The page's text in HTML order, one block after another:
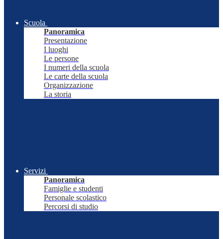
Scuola
Panoramica
Presentazione
I luoghi
Le persone
I numeri della scuola
Le carte della scuola
Organizzazione
La storia
Servizi
Panoramica
Famiglie e studenti
Personale scolastico
Percorsi di studio